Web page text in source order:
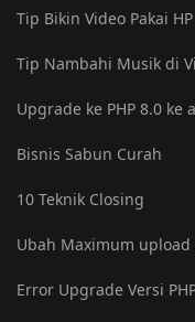
Tip Bikin Video Pakai HP
Tip Nambahi Musik di
Upgrade ke PHP 8.0 ke
Bisnis Sabun Curah
10 Teknik Closing
Ubah Maximum upload
Error Upgrade Versi